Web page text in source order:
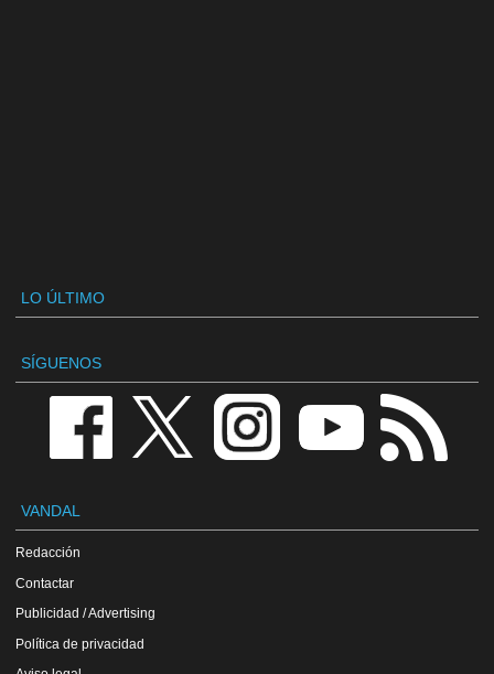
LO ÚLTIMO
SÍGUENOS
VANDAL
Redacción
Contactar
Publicidad / Advertising
Política de privacidad